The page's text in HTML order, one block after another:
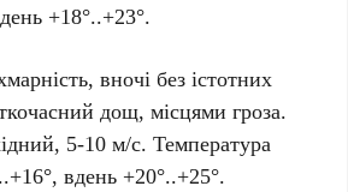
+18°..+23°.
вночі без істотних
дощ, місцями гроза.
5-10 м/с. Температура
вдень +20°..+25°.